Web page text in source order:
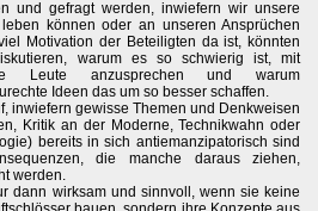
und gefragt werden, inwiefern wir unsere
können oder an unseren Ansprüchen
Motivation der Beteiligten da ist, könnten
warum es so schwierig ist, mit
Leute anzusprechen und warum
Ideen das um so besser schaffen.
inwiefern gewisse Themen und Denkweisen
Kritik an der Moderne, Technikwahn oder
bereits in sich antiemanzipatorisch sind
die manche daraus ziehen,
werden.
dann wirksam und sinnvoll, wenn sie keine